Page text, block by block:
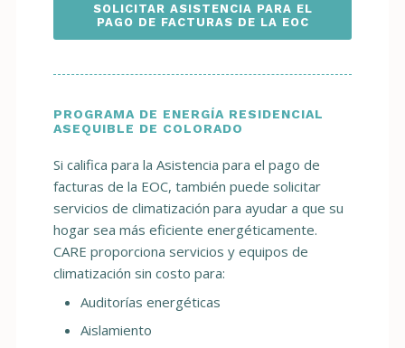
SOLICITAR ASISTENCIA PARA EL
PAGO DE FACTURAS DE LA EOC
PROGRAMA DE ENERGÍA RESIDENCIAL
ASEQUIBLE DE COLORADO
Si califica para la Asistencia para el pago de
facturas de la EOC, también puede solicitar
servicios de climatización para ayudar a que su
hogar sea más eficiente energéticamente.
CARE proporciona servicios y equipos de
climatización sin costo para:
Auditorías energéticas
Aislamiento